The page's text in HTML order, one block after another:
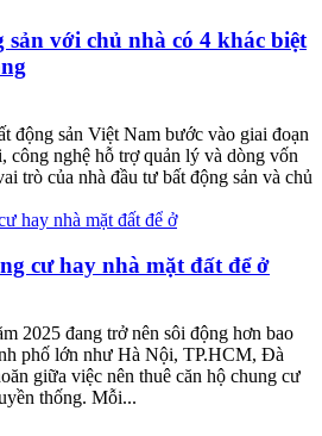
với chủ nhà có 4 khác biệt
động sản Việt Nam bước vào giai đoạn
công nghệ hỗ trợ quản lý và dòng vốn
trò của nhà đầu tư bất động sản và chủ
cư hay nhà mặt đất để ở
2025 đang trở nên sôi động hơn bao
phố lớn như Hà Nội, TP.HCM, Đà
giữa việc nên thuê căn hộ chung cư
thống. Mỗi...